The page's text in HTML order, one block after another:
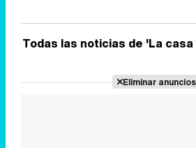
Todas las noticias de 'La casa
Eliminar anuncios